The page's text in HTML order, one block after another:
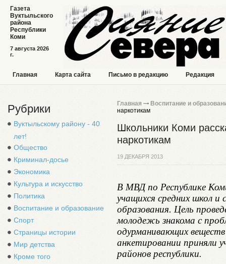
7 августа 2026
г.
Газета
Вуктыльского
района
Республики
Коми
Главная Карта сайта Письмо в редакцию Редакция
Рубрики
Вуктыльскому району - 40
лет!
Общество
Криминал-досье
Экономика
Культура и искусство
Политика
Воспитание и образование
Спорт
Страницы истории
Мир детства
Кроме того
Главная
Воспитание и
наркотикам
Школьники Коми
наркотикам
19 ДЕКАБРЯ 2013
В МВД по Республике
учащихся средних школ и
образования. Цель
молодежь знакома с
одурманивающих
анкетировании приняли
районов республики.